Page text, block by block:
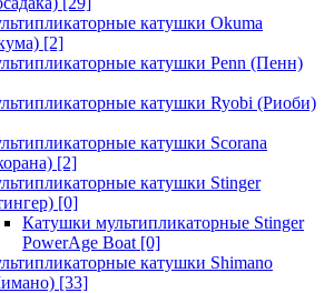
катушки Okuma
[2]
катушки Penn (Пенн)
катушки Ryobi (Риоби)
катушки Scorana
[2]
катушки Stinger
[0]
Катушки мультипликаторные Stinger
PowerAge Boat [0]
катушки Shimano
[33]